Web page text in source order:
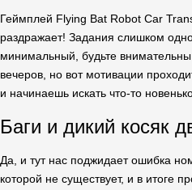
Геймплей Flying Bat Robot Car
раздражает! Задания слишком
минимальный, будьте
вечеров, но вот мотивации
и начинаешь искать что-то
Баги и дикий косяк
Да, и тут нас поджидает ошибка
которой не существует, и в итоге